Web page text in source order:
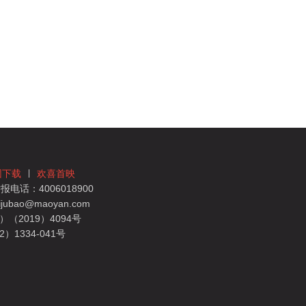
下载
欢喜首映
电话：4006018900
（2019）4094号
）1334-041号